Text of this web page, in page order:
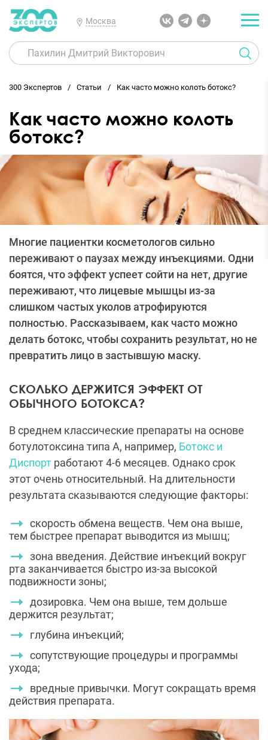
Москва
300 Экспертов Статьи Как часто можно колоть ботокс?
Как часто можно колоть
ботокс?
Многие пациентки косметологов сильно
переживают о паузах между инъекциями. Одни
боятся, что эффект успеет сойти на нет, другие
переживают, что лицевые мышцы из-за
слишком частых уколов атрофируются
полностью. Рассказываем, как часто можно
делать ботокс, чтобы сохранить результат, но не
превратить лицо в застывшую маску.
СКОЛЬКО ДЕРЖИТСЯ ЭФФЕКТ ОТ
ОБЫЧНОГО БОТОКСА?
В среднем классические препараты на основе
ботулотоксина типа А, например, Ботокс и
Диспорт работают 4-6 месяцев. Однако срок
этот очень относительный. На длительности
результата сказываются следующие факторы:
скорость обмена веществ. Чем она выше,
тем быстрее препарат выводится из мышц;
зона введения. Действие инъекций вокруг
рта заканчивается быстро из-за высокой
подвижности зоны;
дозировка. Чем она выше, тем дольше
держится результат;
глубина инъекций;
сопутствующие процедуры и программы
ухода;
вредные привычки. Могут сокращать время
действия препарата.